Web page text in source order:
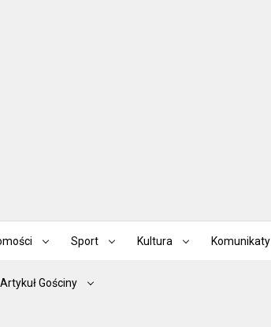
Sport Kultura Komunikaty
Artykuł Gościny